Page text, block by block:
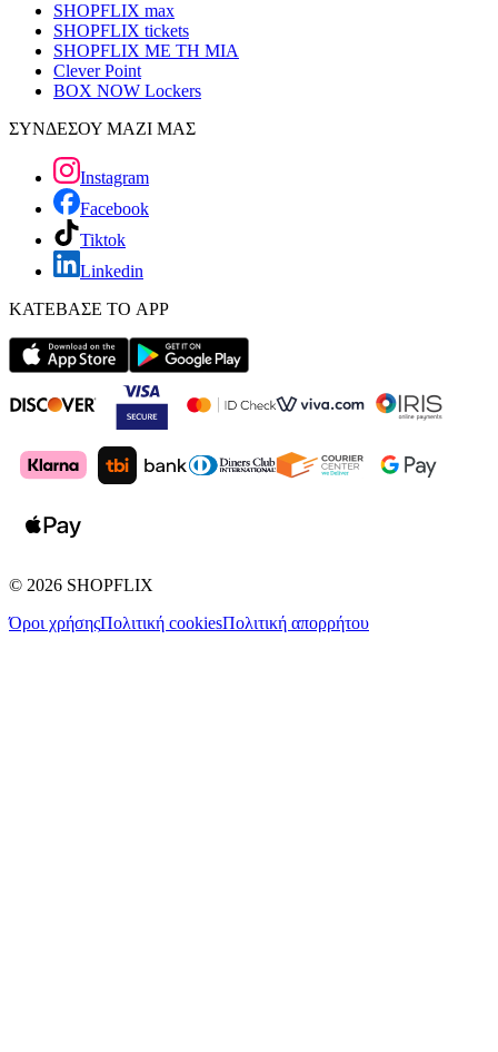
SHOPFLIX max
SHOPFLIX tickets
SHOPFLIX ΜΕ ΤΗ ΜΙΑ
Clever Point
BOX NOW Lockers
ΣΥΝΔΕΣΟΥ ΜΑΖΙ ΜΑΣ
Instagram
Facebook
Tiktok
Linkedin
ΚΑΤΕΒΑΣΕ ΤΟ APP
© 2026 SHOPFLIX
Όροι χρήσηςΠολιτική cookiesΠολιτική απορρήτου